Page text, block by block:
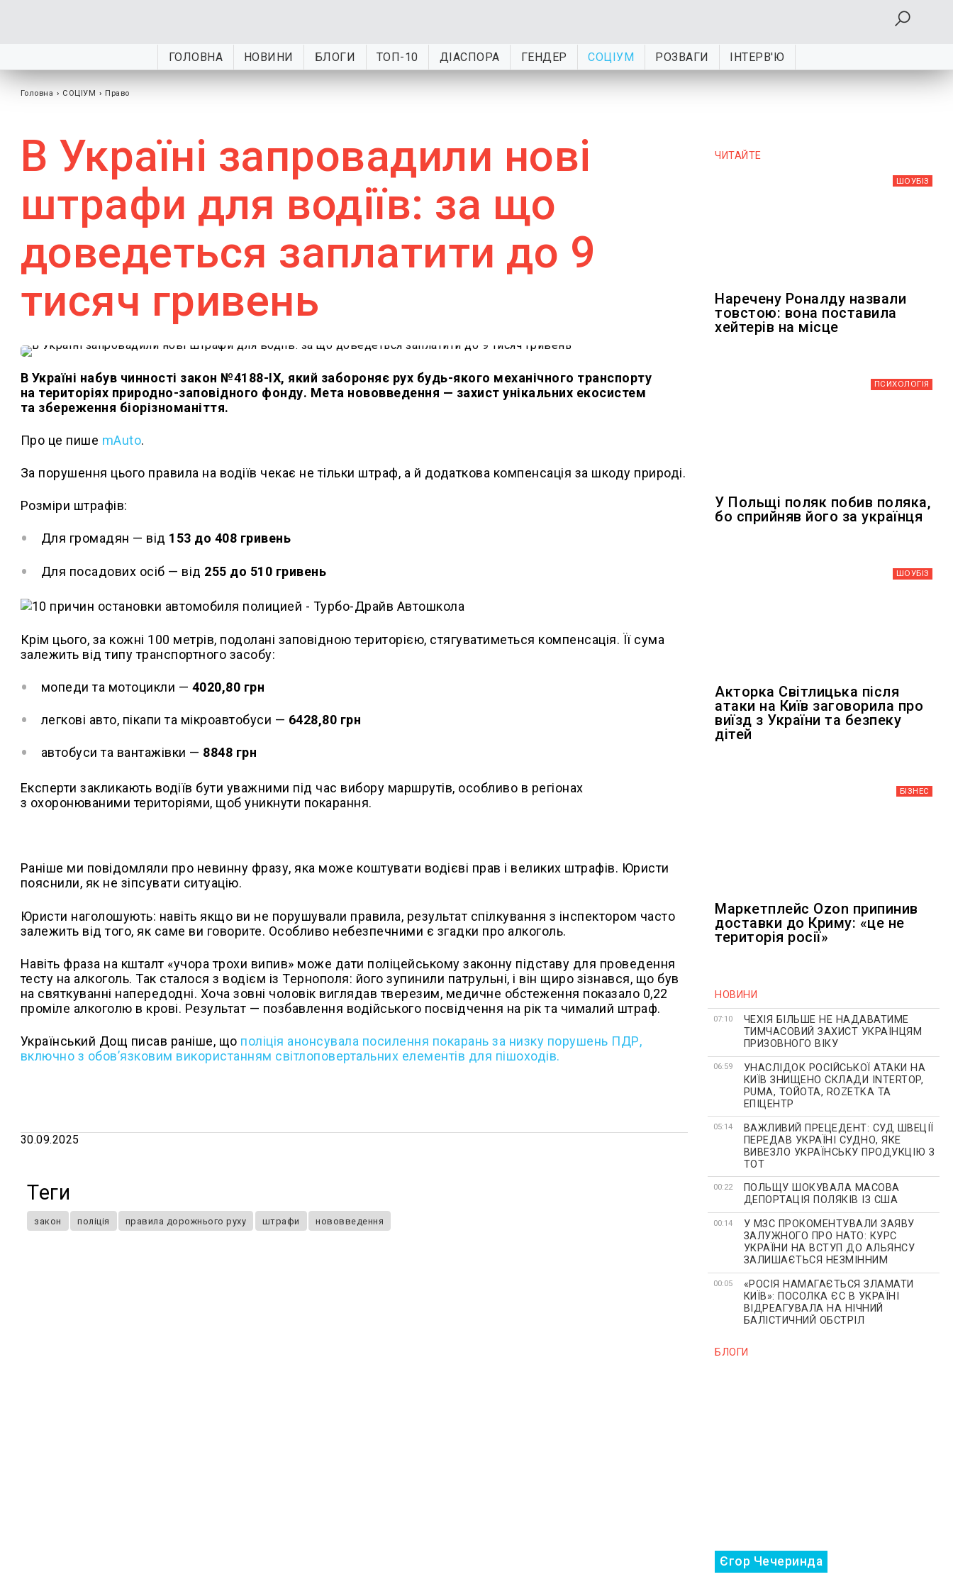
ГОЛОВНА НОВИНИ БЛОГИ ТОП-10 ДІАСПОРА ГЕНДЕР СОЦІУМ РОЗВАГИ ІНТЕРВ'Ю
Головна › СОЦІУМ › Право
В Україні запровадили нові
штрафи для водіїв: за що
доведеться заплатити до 9
тисяч гривень
В Україні набув чинності закон №4188-IX, який забороняє рух будь-якого механічного транспорту
на територіях природно-заповідного фонду. Мета нововведення — захист унікальних екосистем
та збереження біорізноманіття.
Про це пише mAuto.
За порушення цього правила на водіїв чекає не тільки штраф, а й додаткова компенсація за шкоду природі.
Розміри штрафів:
Для громадян — від 153 до 408 гривень
Для посадових осіб — від 255 до 510 гривень
Крім цього, за кожні 100 метрів, подолані заповідною територією, стягуватиметься компенсація. Її сума
залежить від типу транспортного засобу:
мопеди та мотоцикли — 4020,80 грн
легкові авто, пікапи та мікроавтобуси — 6428,80 грн
автобуси та вантажівки — 8848 грн
Експерти закликають водіїв бути уважними під час вибору маршрутів, особливо в регіонах
з охоронюваними територіями, щоб уникнути покарання.
Раніше ми повідомляли про невинну фразу, яка може коштувати водієві прав і великих штрафів. Юристи
пояснили, як не зіпсувати ситуацію.
Юристи наголошують: навіть якщо ви не порушували правила, результат спілкування з інспектором часто
залежить від того, як саме ви говорите. Особливо небезпечними є згадки про алкоголь.
Навіть фраза на кшталт «учора трохи випив» може дати поліцейському законну підставу для проведення
тесту на алкоголь. Так сталося з водієм із Тернополя: його зупинили патрульні, і він щиро зізнався, що був
на святкуванні напередодні. Хоча зовні чоловік виглядав тверезим, медичне обстеження показало 0,22
проміле алкоголю в крові. Результат — позбавлення водійського посвідчення на рік та чималий штраф.
Український Дощ писав раніше, що поліція анонсувала посилення покарань за низку порушень ПДР,
включно з обов’язковим використанням світлоповертальних елементів для пішоходів.
30.09.2025
Теги
закон поліція правила дорожнього руху штрафи нововведення
ЧИТАЙТЕ
ШОУБIЗ
Наречену Роналду назвали
товстою: вона поставила
хейтерів на місце
ПСИХОЛОГІЯ
У Польщі поляк побив поляка,
бо сприйняв його за українця
ШОУБIЗ
Акторка Світлицька після
атаки на Київ заговорила про
виїзд з України та безпеку
дітей
БІЗНЕС
Маркетплейс Ozon припинив
доставки до Криму: «це не
територія росії»
НОВИНИ
07:10
ЧЕХІЯ БІЛЬШЕ НЕ НАДАВАТИМЕ
ТИМЧАСОВИЙ ЗАХИСТ УКРАЇНЦЯМ
ПРИЗОВНОГО ВІКУ
06:59
УНАСЛІДОК РОСІЙСЬКОЇ АТАКИ НА
КИЇВ ЗНИЩЕНО СКЛАДИ INTERTOP,
PUMA, ТОЙОТА, ROZETKA ТА
ЕПІЦЕНТР
05:14
ВАЖЛИВИЙ ПРЕЦЕДЕНТ: СУД ШВЕЦІЇ
ПЕРЕДАВ УКРАЇНІ СУДНО, ЯКЕ
ВИВЕЗЛО УКРАЇНСЬКУ ПРОДУКЦІЮ З
ТОТ
00:22
ПОЛЬЩУ ШОКУВАЛА МАСОВА
ДЕПОРТАЦІЯ ПОЛЯКІВ ІЗ США
00:14
У МЗС ПРОКОМЕНТУВАЛИ ЗАЯВУ
ЗАЛУЖНОГО ПРО НАТО: КУРС
УКРАЇНИ НА ВСТУП ДО АЛЬЯНСУ
ЗАЛИШАЄТЬСЯ НЕЗМІННИМ
00:05
«РОСІЯ НАМАГАЄТЬСЯ ЗЛАМАТИ
КИЇВ»: ПОСОЛКА ЄС В УКРАЇНІ
ВІДРЕАГУВАЛА НА НІЧНИЙ
БАЛІСТИЧНИЙ ОБСТРІЛ
БЛОГИ
Єгор Чечеринда